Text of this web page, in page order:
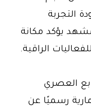
التجربة
يؤكد مكانة
الراقية.
العصري
رسميًا عن